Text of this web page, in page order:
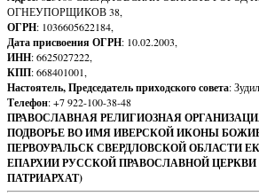
ОГНЕУПОРЩИКОВ 38,
ОГРН: 1036605622184,
Дата присвоения ОГРН: 10.02.2003,
ИНН: 6625027222,
КПП: 668401001,
Настоятель, Председатель приходского совета:
Телефон: +7 922-100-38-48
ПРАВОСЛАВНАЯ РЕЛИГИОЗНАЯ
ПОДВОРЬЕ ВО ИМЯ ИВЕРСКОЙ ИКОНЫ
ПЕРВОУРАЛЬСК СВЕРДЛОВСКОЙ ОБЛАСТИ
ЕПАРХИИ РУССКОЙ ПРАВОСЛАВНОЙ
ПАТРИАРХАТ)